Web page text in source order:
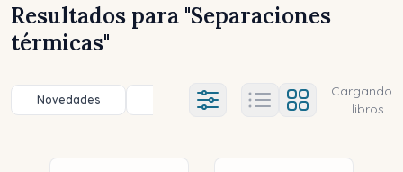
Resultados para "Separaciones
térmicas"
Novedades Título (a-z) Título (z-a)
Ajustes abierto
Cargando
libros...